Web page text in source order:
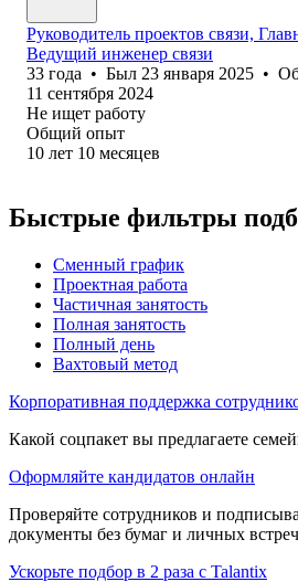
Руководитель проектов связи,
Ведущий инженер связи
33 года • Был 23 января 2025 •
11 сентября 2024
Не ищет работу
Общий опыт
10 лет 10 месяцев
Быстрые фильтры
Сменный график
Проектная работа
Частичная занятость
Полная занятость
Полный день
Вахтовый метод
Корпоративная поддержка
Какой соцпакет вы предлагаете
Оформляйте кандидатов онлайн
Проверяйте сотрудников и
документы без бумаг и личных встреч
Ускорьте подбор в 2 раза с Talantix